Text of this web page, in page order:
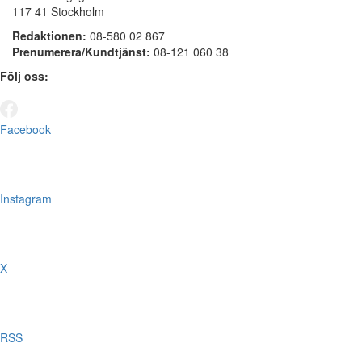
117 41 Stockholm
Redaktionen: 08-580 02 867
Prenumerera/Kundtjänst: 08-121 060 38
Följ oss:
Facebook
Instagram
X
RSS